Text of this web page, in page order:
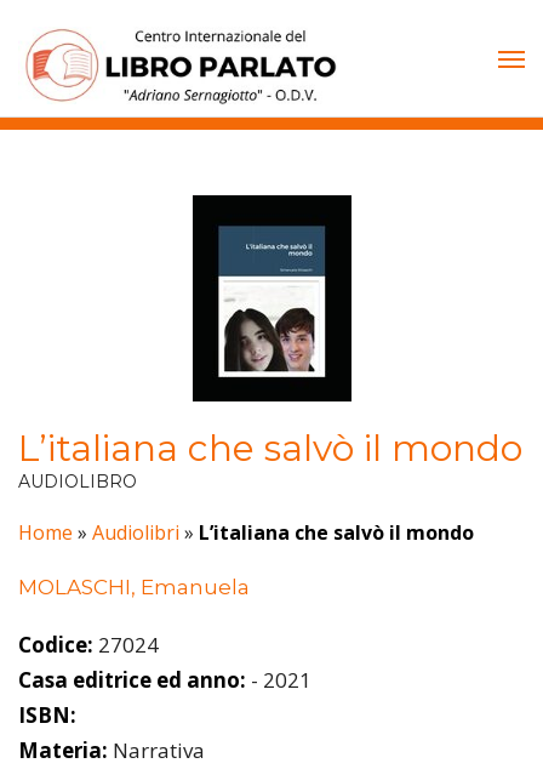
contenuto
L’italiana che salvò il mondo
AUDIOLIBRO
Home » Audiolibri » L’italiana che salvò il mondo
MOLASCHI, Emanuela
Codice: 27024
Casa editrice ed anno: - 2021
ISBN:
Materia: Narrativa